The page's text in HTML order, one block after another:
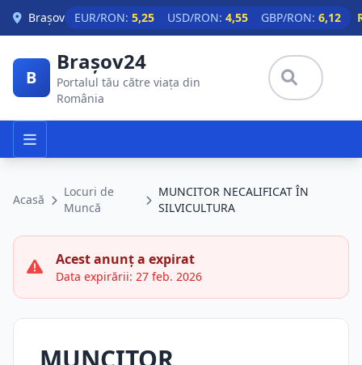
Skip to main content
Brașov EUR/RON: 5,25 USD/RON: 4,55 GBP/RON: 6,12
B
Brașov24
Portalul tău către viața din
România
Acasă
Locuri de
Muncă
MUNCITOR NECALIFICAT ÎN
SILVICULTURA
Acest anunț a expirat
Data expirării: 27 feb. 2026